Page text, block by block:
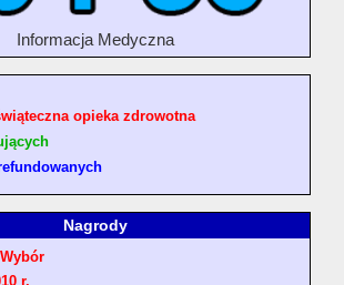
Informacja Medyczna
opieka zdrowotna
Nagrody
r.